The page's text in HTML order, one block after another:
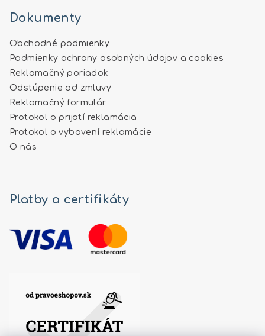
Dokumenty
Obchodné podmienky
Podmienky ochrany osobných údajov a cookies
Reklamačný poriadok
Odstúpenie od zmluvy
Reklamačný formulár
Protokol o prijatí reklamácia
Protokol o vybavení reklamácie
O nás
Platby a certifikáty